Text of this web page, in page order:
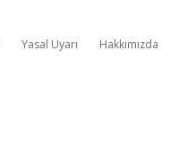
Yasal Uyarı Hakkımızda